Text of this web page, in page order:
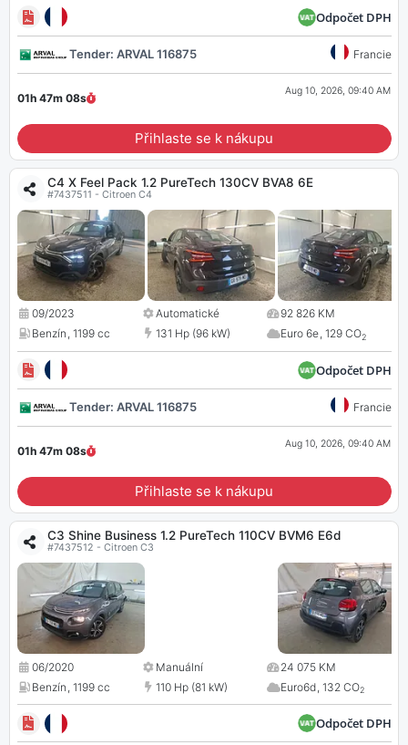
Odpočet DPH
Tender: ARVAL 116875 Francie
01h 47m 07s
Aug 10, 2026, 09:40 AM
Přihlaste se k nákupu
C4 X Feel Pack 1.2 PureTech 130CV BVA8 6E
#7437511 - Citroen C4
09/2023 Automatické
92 826 KM
Benzín, 1199 cc 131 Hp (96 kW) Euro 6e, 129 CO2
Odpočet DPH
Tender: ARVAL 116875 Francie
01h 47m 07s
Aug 10, 2026, 09:40 AM
Přihlaste se k nákupu
C3 Shine Business 1.2 PureTech 110CV BVM6 E6d
#7437512 - Citroen C3
06/2020 Manuální
24 075 KM
Benzín, 1199 cc 110 Hp (81 kW) Euro6d, 132 CO2
Odpočet DPH